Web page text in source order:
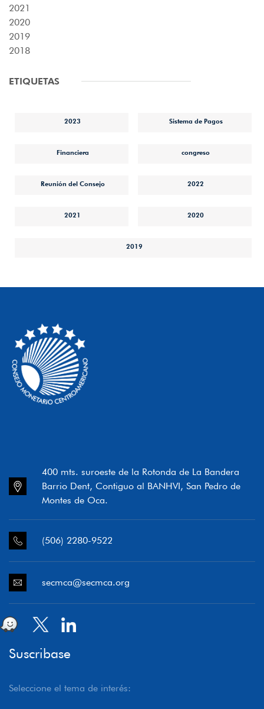
2021
2020
2019
2018
ETIQUETAS
2023 Sistema de Pagos
Financiera congreso
Reunión del Consejo 2022
2021 2020
2019
400 mts. suroeste de la Rotonda de La Bandera
Barrio Dent, Contiguo al BANHVI, San Pedro de
Montes de Oca.
(506) 2280-9522
secmca@secmca.org
Suscribase
Seleccione el tema de interés: